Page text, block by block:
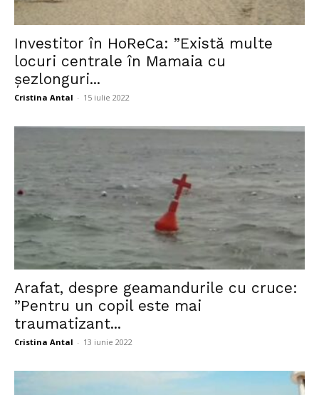
Investitor în HoReCa: ”Există multe
locuri centrale în Mamaia cu
șezlonguri...
Cristina Antal - 15 iulie 2022
Arafat, despre geamandurile cu cruce:
”Pentru un copil este mai
traumatizant...
Cristina Antal - 13 iunie 2022